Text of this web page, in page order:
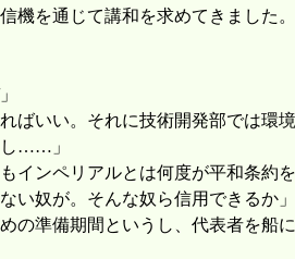
機を通じて講和を求めてきました。
ばいい。それに技術開発部では
し……」
インペリアルとは何度が平和条
い奴が。そんな奴ら信用できるか」
の準備期間というし、代表者を船